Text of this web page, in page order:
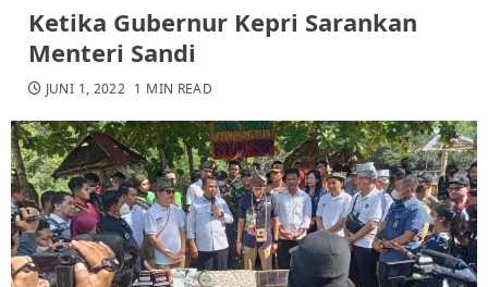
Ketika Gubernur Kepri Sarankan
Menteri Sandi
JUNI 1, 2022 1 MIN READ